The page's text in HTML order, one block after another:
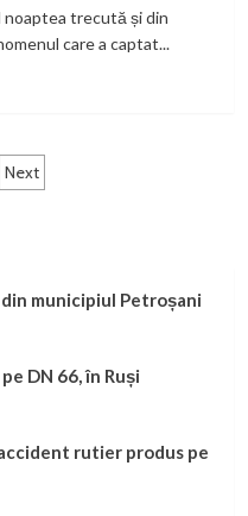
noaptea trecută și din
care a captat...
Next
municipiul Petroșani
DN 66, în Ruși
rutier produs pe